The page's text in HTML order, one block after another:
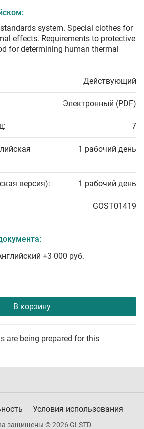
system. Special clothes for
effects. Requirements to protective
for determining human thermal
Действующий
Электронный (PDF)
7
1 рабочий день
версия): 1 рабочий день
GOST01419
+3 000 руб.
В корзину
are being prepared for this
Условия использования
защищены © 2026 GLSTD